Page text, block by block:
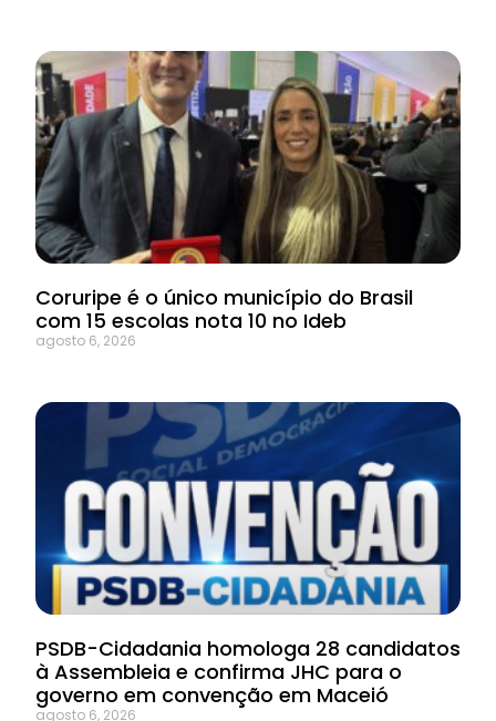
Coruripe é o único município do Brasil
com 15 escolas nota 10 no Ideb
agosto 6, 2026
PSDB-Cidadania homologa 28 candidatos
à Assembleia e confirma JHC para o
governo em convenção em Maceió
agosto 6, 2026